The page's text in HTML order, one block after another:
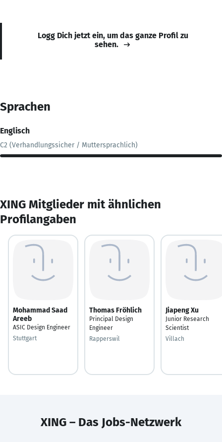
Logg Dich jetzt ein, um das ganze Profil zu
sehen.
Sprachen
Englisch
C2 (Verhandlungssicher / Muttersprachlich)
XING Mitglieder mit ähnlichen
Profilangaben
Mohammad Saad
Areeb
ASIC Design Engineer
Stuttgart
Thomas Fröhlich
Principal Design
Engineer
Rapperswil
Jiapeng Xu
Junior Research
Scientist
Villach
XING – Das Jobs-Netzwerk